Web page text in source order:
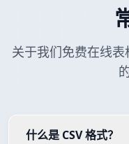
关于我们免费在线
什么是 CSV 格式？